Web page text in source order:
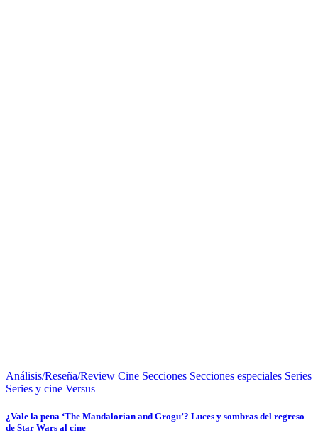
Análisis/Reseña/Review Cine Secciones Secciones especiales Series
Series y cine Versus
¿Vale la pena ‘The Mandalorian and Grogu’? Luces y sombras del regreso
de Star Wars al cine